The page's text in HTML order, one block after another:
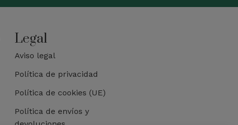
Legal
Aviso legal
Política de privacidad
Política de cookies (UE)
Política de envíos y